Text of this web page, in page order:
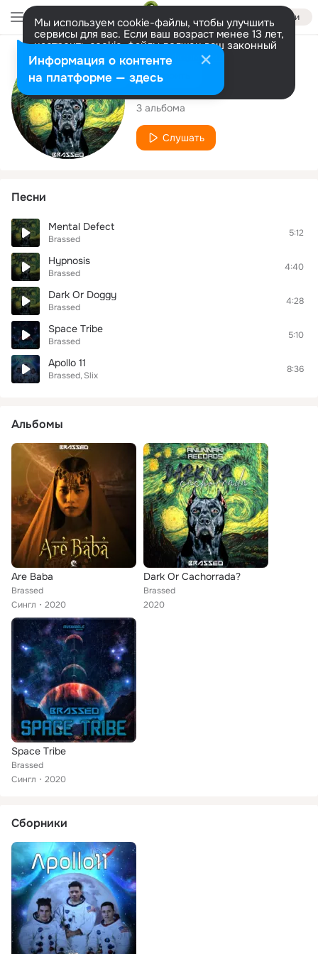
Войти
Мы используем cookie-файлы, чтобы улучшить
сервисы для вас. Если ваш возраст менее 13 лет,
настроить cookie-файлы должен ваш законный
представитель. Больше информации
Разрешить все Настроить
Исполнитель
Brassed
3 альбома
Слушать
Песни
Mental Defect
Brassed
5:12
Hypnosis
Brassed
4:40
Dark Or Doggy
Brassed
4:28
Space Tribe
Brassed
5:10
Apollo 11
Brassed Slix
8:36
Альбомы
Are Baba
Brassed
Сингл
2020
Dark Or Cachorrada?
Brassed
2020
Space Tribe
Brassed
Сингл
2020
Сборники
Информация о контенте
на платформе — здесь